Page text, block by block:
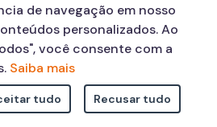
Municipal de São Paulo Viaduto do Cha,
- CEP: 01002-020
de navegação em nosso
personalizados. Ao
você consente com a
Saiba mais
tudo Recusar tudo